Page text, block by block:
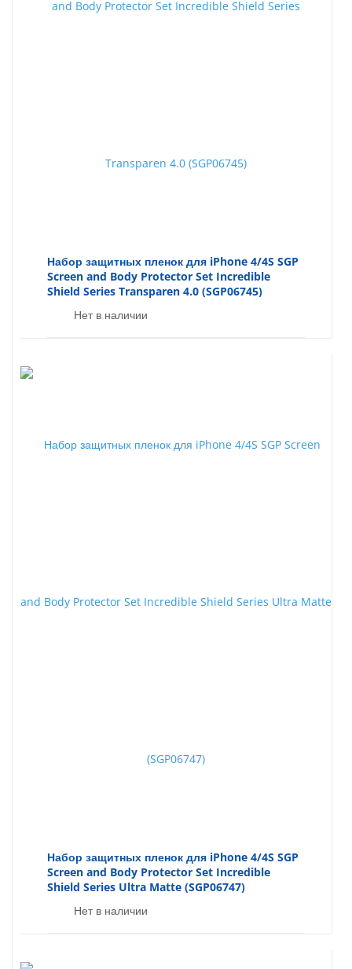
Набор защитных пленок для iPhone 4/4S SGP
Screen and Body Protector Set Incredible
Shield Series Transparen 4.0 (SGP06745)
Нет в наличии
Набор защитных пленок для iPhone 4/4S SGP
Screen and Body Protector Set Incredible
Shield Series Ultra Matte (SGP06747)
Нет в наличии